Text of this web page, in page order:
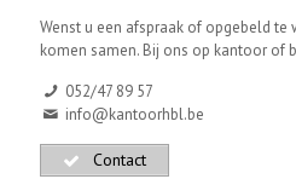
Wenst u een afspraak of opgebeld te
komen samen. Bij ons op kantoor of
052/47 89 57
info@kantoorhbl.be
Contact